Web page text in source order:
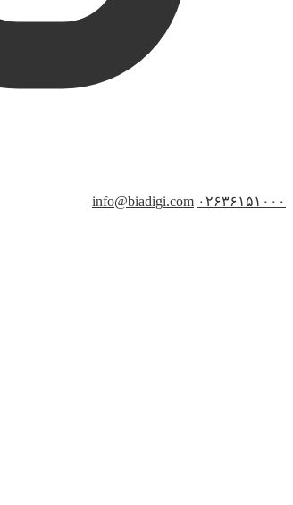
۰۲۶۳۶۱۵۱۰۰۰ info@biadigi.com